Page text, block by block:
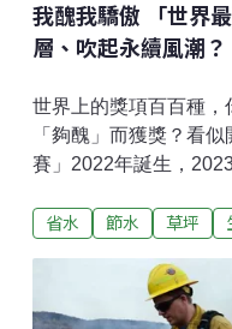
我醜我驕傲 「世界
層、吹起永續風潮？
世界上的獎項百百種
「夠醜」而獲獎？看
賽」2022年誕生，
（Johan Gustafsson
「因為這並不自然」
這場特別的比賽。誰比
省水 節水 草坪